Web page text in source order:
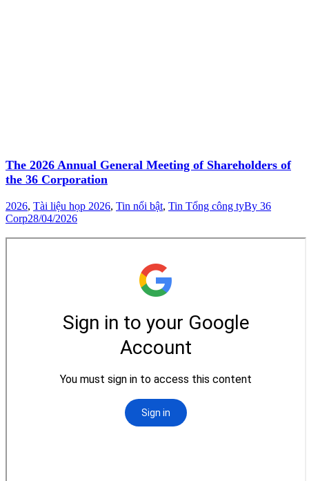
The 2026 Annual General Meeting of Shareholders of
the 36 Corporation
2026, Tài liệu họp 2026, Tin nổi bật, Tin Tổng công tyBy 36
Corp28/04/2026